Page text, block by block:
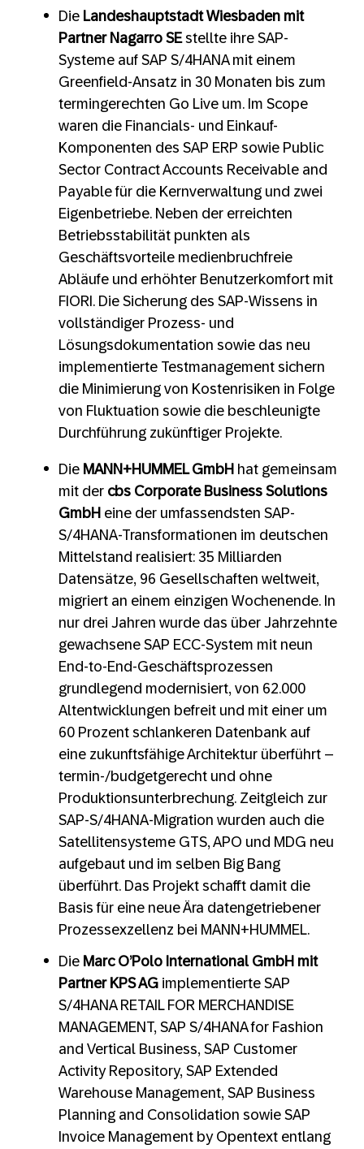
Die Landeshauptstadt Wiesbaden mit
Partner Nagarro SEstellte ihre SAP-
Systeme auf SAP S/4HANA mit einem
Greenfield-Ansatz in 30 Monaten bis zum
termingerechten Go Live um. Im Scope
waren die Financials- und Einkauf-
Komponenten des SAP ERP sowie Public
Sector Contract Accounts Receivable and
Payable für die Kernverwaltung und zwei
Eigenbetriebe. Neben der erreichten
Betriebsstabilität punkten als
Geschäftsvorteile medienbruchfreie
Abläufe und erhöhter Benutzerkomfort mit
FIORI. Die Sicherung des SAP-Wissens in
vollständiger Prozess- und
Lösungsdokumentation sowie das neu
implementierte Testmanagement sichern
die Minimierung von Kostenrisiken in Folge
von Fluktuation sowie die beschleunigte
Durchführung zukünftiger Projekte.
Die MANN+HUMMEL GmbH hat gemeinsam
mit der cbs Corporate Business Solutions
GmbH eine der umfassendsten SAP-
S/4HANA-Transformationen im deutschen
Mittelstand realisiert: 35 Milliarden
Datensätze, 96 Gesellschaften weltweit,
migriert an einem einzigen Wochenende. In
nur drei Jahren wurde das über Jahrzehnte
gewachsene SAP ECC-System mit neun
End-to-End-Geschäftsprozessen
grundlegend modernisiert, von 62.000
Altentwicklungen befreit und mit einer um
60 Prozent schlankeren Datenbank auf
eine zukunftsfähige Architektur überführt –
termin-/budgetgerecht und ohne
Produktionsunterbrechung. Zeitgleich zur
SAP-S/4HANA-Migration wurden auch die
Satellitensysteme GTS, APO und MDG neu
aufgebaut und im selben Big Bang
überführt. Das Projekt schafft damit die
Basis für eine neue Ära datengetriebener
Prozessexzellenz bei MANN+HUMMEL.
Die Marc O’Polo International GmbH mit
Partner KPS AG implementierte SAP
S/4HANA RETAIL FOR MERCHANDISE
MANAGEMENT, SAP S/4HANA for Fashion
and Vertical Business, SAP Customer
Activity Repository, SAP Extended
Warehouse Management, SAP Business
Planning and Consolidation sowie SAP
Invoice Management by Opentext entlang